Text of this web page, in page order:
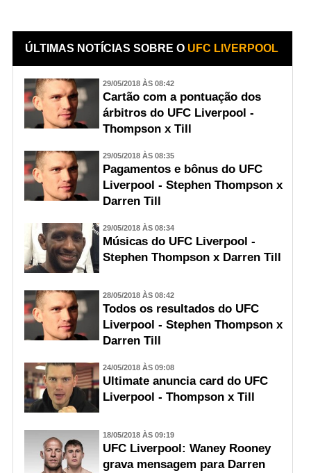
ÚLTIMAS NOTÍCIAS SOBRE O UFC LIVERPOOL
29/05/2018 ÀS 08:42
Cartão com a pontuação dos
árbitros do UFC Liverpool -
Thompson x Till
29/05/2018 ÀS 08:35
Pagamentos e bônus do UFC
Liverpool - Stephen Thompson x
Darren Till
29/05/2018 ÀS 08:34
Músicas do UFC Liverpool -
Stephen Thompson x Darren Till
28/05/2018 ÀS 08:42
Todos os resultados do UFC
Liverpool - Stephen Thompson x
Darren Till
24/05/2018 ÀS 09:08
Ultimate anuncia card do UFC
Liverpool - Thompson x Till
18/05/2018 ÀS 09:19
UFC Liverpool: Waney Rooney
grava mensagem para Darren